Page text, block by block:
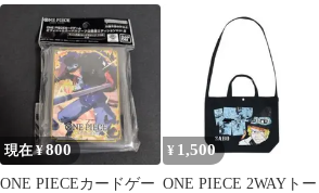
ツ Mサイズ
現在 ¥800
ONE PIECEカードゲー
¥ 1,500
ONE PIECE 2WAYトー